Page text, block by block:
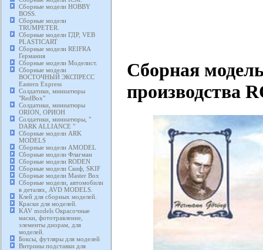
Сборные модели HOBBY
BOSS.
Сборные модели
TRUMPETER.
Сборные модели ГДР, VEB
PLASTICART
Сборные модели REIFRA
Германия
Сборные модели Моделист.
Сборные модели
ВОСТОЧНЫЙ ЭКСПРЕСС
Eastern Express
Солдатики, миниатюры
"RedBox"
Солдатики, миниатюры
ORION, ОРИОН
Солдатики, миниатюры, "
DARK ALLIANCE "
Сборные модели ARK
MODELS
Сборные модели AMODEL
Сборные модели Флагман
Сборные модели RODEN
Сборные модели Скиф, SKIF
Сборные модели Master Box
Сборные модели, автомобили
в деталях, AVD MODELS.
Клей для сборных моделей.
Краски для моделей.
KAV models Окрасочные
маски, фототравление,
элементы диорам, для
моделей.
Боксы, футляры для моделей
Витрины подставки для
Сборная
производства